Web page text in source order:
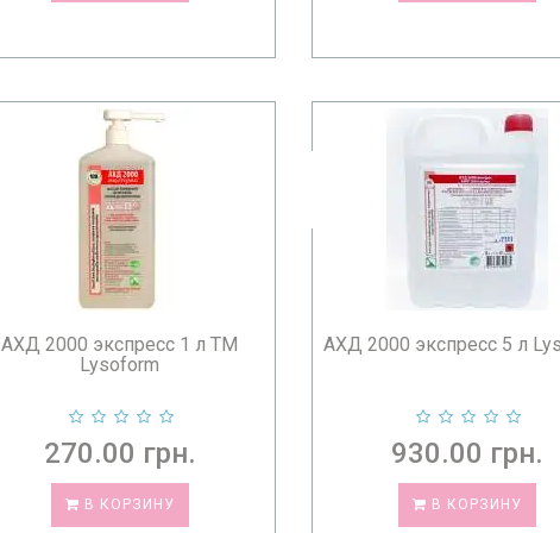
АХД 2000 экспресс 1 л ТМ
Lysoform
270.00 грн.
В КОРЗИНУ
АХД 2000 экспресс 5 л
930.00 грн.
В КОРЗИНУ